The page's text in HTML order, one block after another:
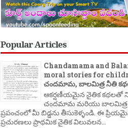
Popular Articles
Chandamama and
moral stories for
చందమామ, బాలమిత్ర నీతి
ఆకర్షణీయమైన నైతిక కథలతో
చందమామ మరియు బాలమిత్ర
ప్రపంచంలో మీ బిడ్డను తీసుకెళ్ళండి. ఈ
ప్రచురణలు ప్రాథమిక నైతిక విలువలన...